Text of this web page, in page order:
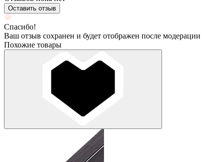
Оставить отзыв
Спасибо!
Ваш отзыв сохранен и будет отображен после модерации
Похожие товары